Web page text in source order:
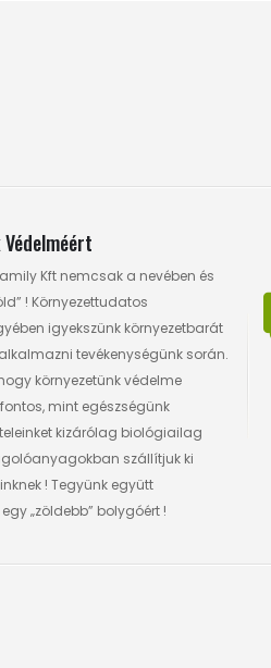
Kft nemcsak a nevében és
! Környezettudatos
igyekszünk környezetbarát
tevékenységünk során.
környezetünk védelme
mint egészségünk
kizárólag biológiailag
szállítjuk ki
! Tegyünk együtt
„zöldebb” bolygóért !